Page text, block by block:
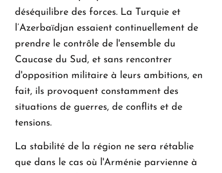
déséquilibre des forces. La Turquie et
l’Azerbaïdjan essaient continuellement de
prendre le contrôle de l'ensemble du
Caucase du Sud, et sans rencontrer
d'opposition militaire à leurs ambitions, en
fait, ils provoquent constamment des
situations de guerres, de conflits et de
tensions.
La stabilité de la région ne sera rétablie
que dans le cas où l'Arménie parvienne à